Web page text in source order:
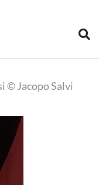
© Jacopo Salvi